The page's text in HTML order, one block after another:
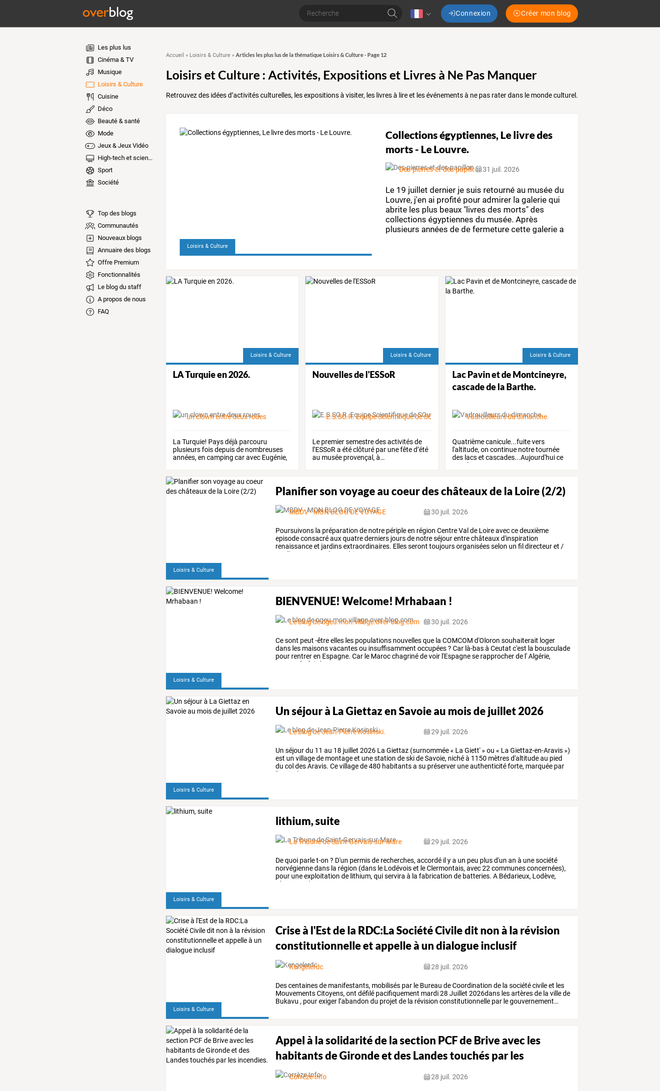
Connexion Créer mon blog
Les plus lus
Cinéma & TV
Musique
Loisirs & Culture
Cuisine
Déco
Beauté & santé
Mode
Jeux & Jeux Vidéo
High-tech et sciences
Sport
Société
Top des blogs
Communautés
Nouveaux blogs
Annuaire des blogs
Offre Premium
Fonctionnalités
Le blog du staff
A propos de nous
FAQ
Accueil » Loisirs & Culture» Articles les plus lus de la thématique Loisirs & Culture - Page 12
Loisirs et Culture : Activités, Expositions et Livres à Ne Pas Manquer
Retrouvez des idées d’activités culturelles, les expositions à visiter, les livres à lire et les événements à ne pas rater dans le monde culturel.
Loisirs & Culture
Collections égyptiennes, Le livre des
morts - Le Louvre.
Des-pierres-et-des-papillons.over-blog.com
31 juil. 2026
Le 19 juillet dernier je suis retourné au musée du
Louvre, j'en ai profité pour admirer la galerie qui
abrite les plus beaux "livres des morts" des
collections égyptiennes du musée. Après
plusieurs années de de fermeture cette galerie a
Loisirs & Culture
LA Turquie en 2026.
un clown entre deux roues
La Turquie! Paysdéjà parcouru
plusieursfoisdepuisdenombreuses
années,en camping caravecEugénie,
Loisirs & Culture
Nouvelles de l'ESSoR
E.S.SO.R. Equipe Scientifique de SOutien à la Recherche
Le premiersemestredesactivitésde
l’ESSoRa étéclôturé par unefêted’été
au musée provençal,à…
Loisirs & Culture
Lac Pavin et de Montcineyre,
cascade de la Barthe.
Vadrouilleurs du dimanche.
Quatrièmecanicule...fuitevers
l'altitude,on continuenotretournée
deslacset cascades...Aujourd'huice
le
Loisirs & Culture
Planifier son voyage au coeur des châteaux de la Loire (2/2)
MBDV - MON BLOG DE VOYAGE 30 juil. 2026
Poursuivons la préparation de notre péripleen région CentreVal de Loireaveccedeuxième
episodeconsacréauxquatrederniers joursde notreséjourentrechâteauxd'inspiration
renaissanceet jardinsextraordinaires. Ellesseront toujoursorganiséesselon un fil directeuret /
d'un géographique
Loisirs & Culture
BIENVENUE! Welcome! Mrhabaan !
Le blog de ogeu.mon.village.over-blog.com 30 juil. 2026
Cesont peut -êtreelles les populations nouvellesque la COMCOM d'Oloron souhaiterait loger
dans les maisonsvacantesou insuffisamment occupées? Car là-basà Ceutat c'est la bousculade
pour rentreren Espagne. Car le Marocchagrinédevoir l'Espagnese rapprocherde l'Algérie,
l'a fait à
Loisirs & Culture
Un séjour à La Giettaz en Savoie au mois de juillet 2026
Le blog de Jean-Pierre Kosinski. 29 juil. 2026
Un séjourdu 11 au 18 juillet 2026 La Giettaz (surnommée« La Giett' » ou « La Giettaz-en-Aravis »)
est un villagede montageet unestation deskideSavoie, nichéà 1150 mètresd'altitudeau pied
du col desAravis. Cevillagede480 habitantsa su préserver uneauthenticitéforte, marquée par
l'agriculture
Loisirs & Culture
lithium, suite
La Tribune de Saint-Gervais-sur-Mare 29 juil. 2026
Dequoi parlet-on ? D'un permisde recherches, accordé il ya un peu plusd'un an à unesociété
norvégiennedans la région (dans le Lodévoiset leClermontais, avec22 communesconcernées),
pour uneexploitation de lithium, quiservira à la fabrication de batteries. A Bédarieux, Lodève,
Clermont,
des
Loisirs & Culture
Crise à l'Est de la RDC:La Société Civile dit non à la révision
constitutionnelle et appelle à un dialogue inclusif
Kengelerdc 28 juil. 2026
Descentainesde manifestants, mobilisés par le Bureau deCoordination de la sociétécivileet les
MouvementsCitoyens, ont défilé pacifiquement mardi28 Juillet 2026dans lesartèresde la villede
Bukavu , pourexiger l’abandon du projet de la révision constitutionnelle par legouvernement…
Appel à la solidarité de la section PCF de Brive avec les
habitants de Gironde et des Landes touchés par les
incendies.
Corrèze Info 28 juil. 2026